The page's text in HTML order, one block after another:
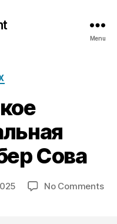
Menu
Сова
No Commentson